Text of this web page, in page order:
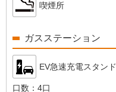
喫煙所
ガスステーション
EV急速充電スタンド
口数： 4口